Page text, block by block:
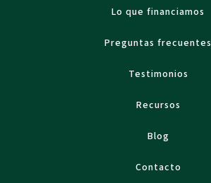
Lo que financiamos
Preguntas frecuentes
Testimonios
Recursos
Blog
Contacto